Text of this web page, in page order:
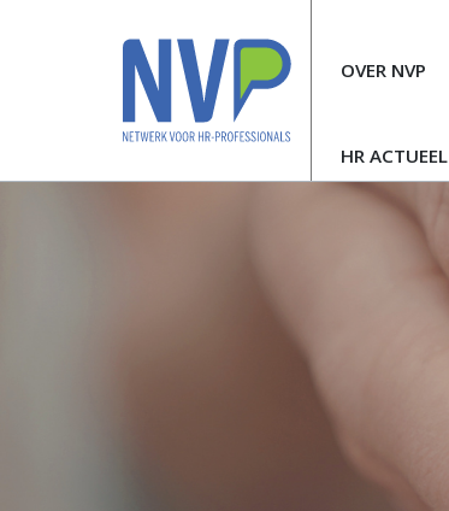
Hoofdnavigatie
HR ACTUEEL
MetaOVER NVP